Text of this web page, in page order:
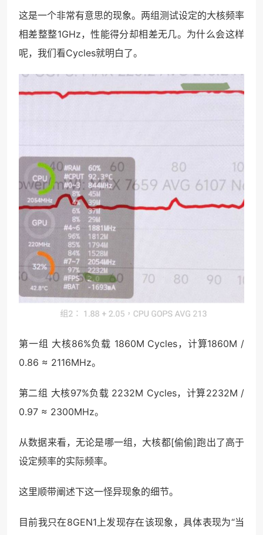
这是一个非常有意思的现象。两组测试设定的大核频率
相差整整1GHz，性能得分却相差无几。为什么会这样
呢，我们看Cycles就明白了。
第一组 大核86%负载 1860M Cycles，计算1860M /
0.86 ≈ 2116MHz。
第二组 大核97%负载 2232M Cycles，计算2232M /
0.97 ≈ 2300MHz。
从数据来看，无论是哪一组，大核都[偷偷]跑出了高于
设定频率的实际频率。
这里顺带阐述下这一怪异现象的细节。
目前我只在8GEN1上发现存在该现象，具体表现为“当